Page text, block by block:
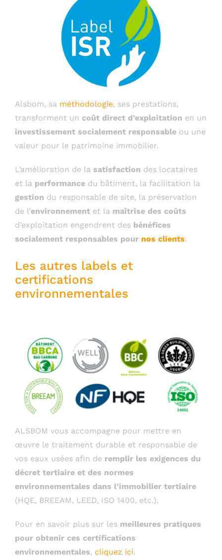
Alsbom, sa méthodologie, ses prestations,
transforment un coût direct d’exploitation en un
investissement socialement responsable ou une
valeur pour le patrimoine immobilier.
L’amélioration de la satisfaction des locataires
et la performance du bâtiment, la facilitation la
gestion du responsable de site, la préservation
de l’environnement et la maîtrise des coûts
d’exploitation engendrent des bénéfices
socialement responsables pour nos clients.
Les autres labels et
certifications
environnementales
ALSBOM vous accompagne pour mettre en
œuvre le traitement durable et responsable de
vos eaux usées afin de remplir les exigences du
décret tertiaire et des normes
environnementales dans l’immobilier tertiaire
(HQE, BREEAM, LEED, ISO 1400, etc.).
Pour en savoir plus sur les meilleures pratiques
pour obtenir ces certifications
environnementales, cliquez ici.